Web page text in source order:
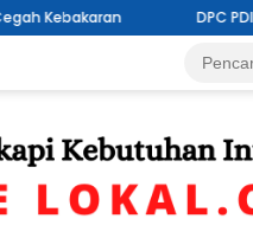
DPC PDI Perjuangan Kabupaten